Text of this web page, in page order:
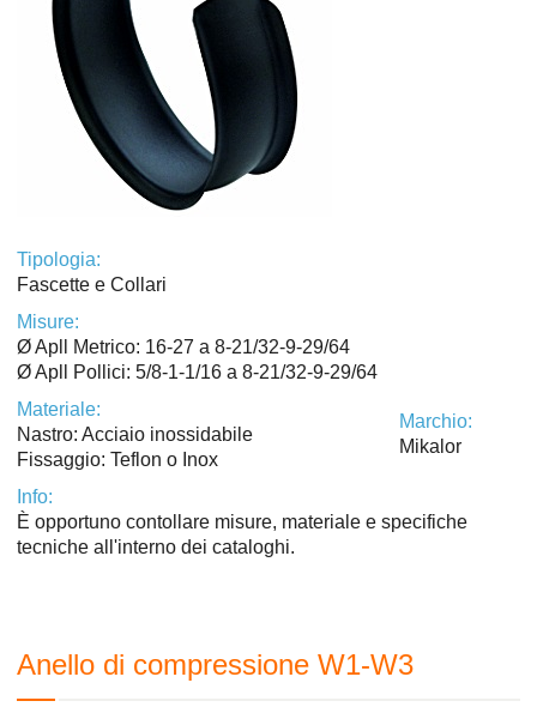
Tipologia:
Fascette e Collari
Misure:
Ø Apll Metrico: 16-27 a 8-21/32-9-29/64
Ø Apll Pollici: 5/8-1-1/16 a 8-21/32-9-29/64
Materiale:
Nastro: Acciaio inossidabile
Fissaggio: Teflon o Inox
Marchio:
Mikalor
Info:
È opportuno contollare misure, materiale e specifiche
tecniche all'interno dei cataloghi.
Anello di compressione W1-W3